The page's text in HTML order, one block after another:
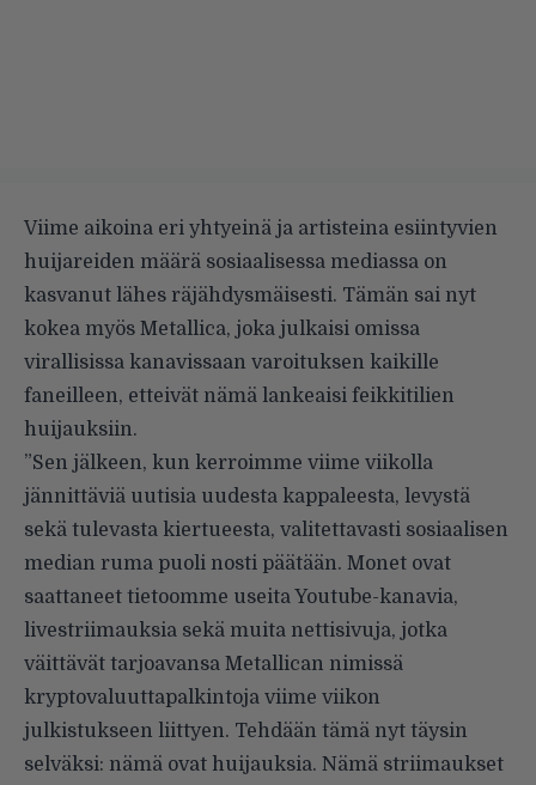
Viime aikoina eri yhtyeinä ja artisteina esiintyvien
huijareiden määrä sosiaalisessa mediassa on
kasvanut lähes räjähdysmäisesti. Tämän sai nyt
kokea myös Metallica, joka julkaisi omissa
virallisissa kanavissaan varoituksen kaikille
faneilleen, etteivät nämä lankeaisi feikkitilien
huijauksiin.
”Sen jälkeen, kun kerroimme viime viikolla
jännittäviä uutisia uudesta kappaleesta, levystä
sekä tulevasta kiertueesta, valitettavasti sosiaalisen
median ruma puoli nosti päätään. Monet ovat
saattaneet tietoomme useita Youtube-kanavia,
livestriimauksia sekä muita nettisivuja, jotka
väittävät tarjoavansa Metallican nimissä
kryptovaluuttapalkintoja viime viikon
julkistukseen liittyen. Tehdään tämä nyt täysin
selväksi: nämä ovat huijauksia. Nämä striimaukset